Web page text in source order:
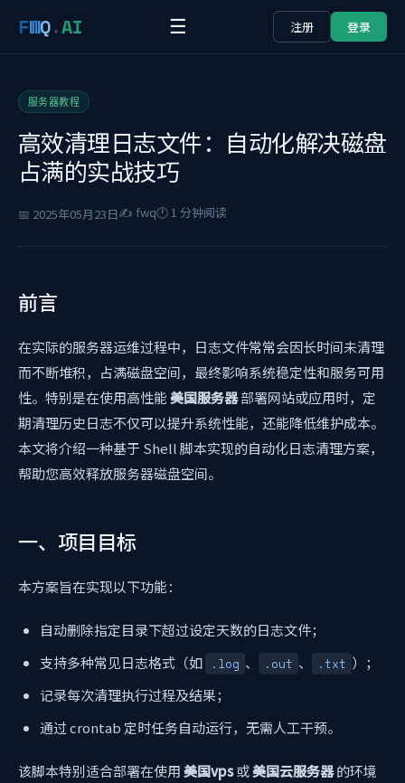
FWQ.AI ☰ 注册 登录
服务器教程
高效清理日志文件：自动化解决磁盘
占满的实战技巧
📅 2025年05月23日✍️ fwq🕐 1 分钟阅读
前言
在实际的服务器运维过程中，日志文件常常会因长时间未清理
而不断堆积，占满磁盘空间，最终影响系统稳定性和服务可用
性。特别是在使用高性能美国服务器部署网站或应用时，定
期清理历史日志不仅可以提升系统性能，还能降低维护成本。
本文将介绍一种基于 Shell 脚本实现的自动化日志清理方案，
帮助您高效释放服务器磁盘空间。
一、项目目标
本方案旨在实现以下功能：
自动删除指定目录下超过设定天数的日志文件；
支持多种常见日志格式（如 .log 、 .out 、 .txt ）；
记录每次清理执行过程及结果；
通过 crontab 定时任务自动运行，无需人工干预。
该脚本特别适合部署在使用美国vps或美国云服务器的环境